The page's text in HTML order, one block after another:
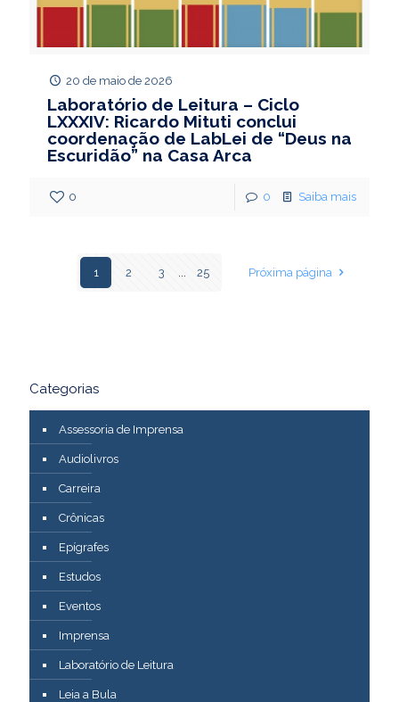
20 de maio de 2026
Laboratório de Leitura – Ciclo
LXXXIV: Ricardo Mituti conclui
coordenação de LabLei de “Deus na
Escuridão” na Casa Arca
0 0 Saiba mais
1 2 3 25 Próxima página
Categorias
Assessoria de Imprensa
Audiolivros
Carreira
Crônicas
Epígrafes
Estudos
Eventos
Imprensa
Laboratório de Leitura
Leia a Bula